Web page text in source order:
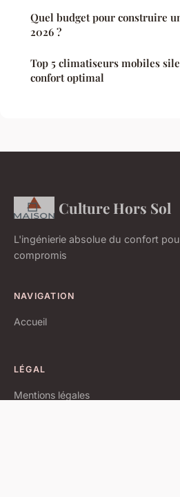
Quel budget pour construire
2026 ?
Top 5 climatiseurs mobiles
confort optimal
Culture Hors Sol
L'ingénierie absolue du confort
compromis
NAVIGATION
Accueil
LÉGAL
Mentions légales